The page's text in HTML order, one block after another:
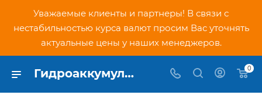
Уважаемые клиенты и партнеры! В связи с
нестабильностью курса валют просим Вас уточнять
актуальные цены у наших менеджеров.
Гидроаккумулятор вертикальный Джилекс 500 В 7501 - купить по низкой цене в Москве, интернет-магазин PNDtech.ru 0